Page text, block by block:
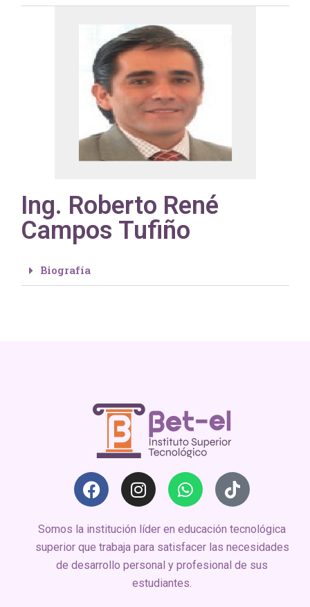
Ing. Roberto René
Campos Tufiño
Biografía
Somos la institución líder en educación tecnológica
superior que trabaja para satisfacer las necesidades
de desarrollo personal y profesional de sus
estudiantes.